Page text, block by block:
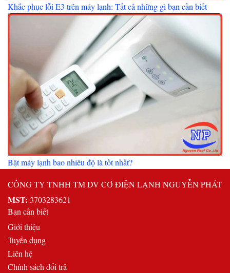
Khắc phục lỗi E3 trên máy lạnh: Tất cả những gì bạn cần biết
Bật máy lạnh bao nhiêu độ là tốt nhất?
CÔNG TY TNHH TM DV CƠ ĐIỆN LẠNH NGUYỄN PHÁT
MST: 3703283621
Bạn cần biết
Giới thiệu
Tuyển dụng
Liên hệ
Chính sách đổi trả